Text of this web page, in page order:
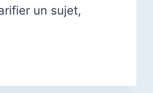
un sujet,